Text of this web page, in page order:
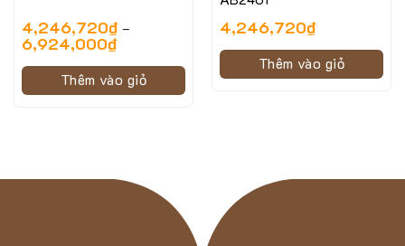
chiếm diện tích lớn nhất. Màu sắc mang đến cảm giác ấm
cúng, giúp không gian nhẹ nhàng, thư thái hơn.
Thảm Lông Dài 5D – 5001 được làm từ chất liệu
polyester có độ bền khá cao, chống thấm nước và chống
Ứng dụng của mẫu thảm Lông Dài 5D – 5001
4,246,720₫–
6,924,000₫
Thêm vào giỏ
4,246,720₫
Thêm vào giỏ